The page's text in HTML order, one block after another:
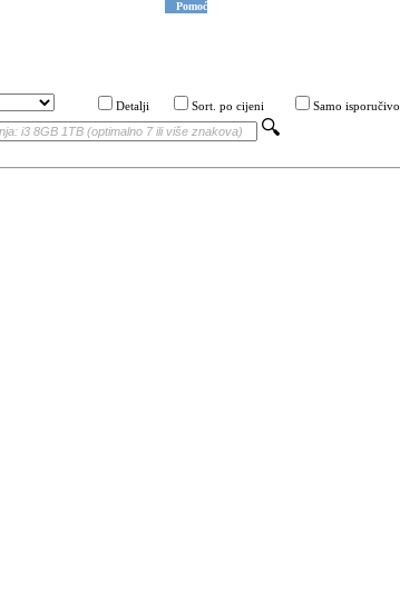
Pomoć
Detalji Sort. po cijeni Samo isporučivo